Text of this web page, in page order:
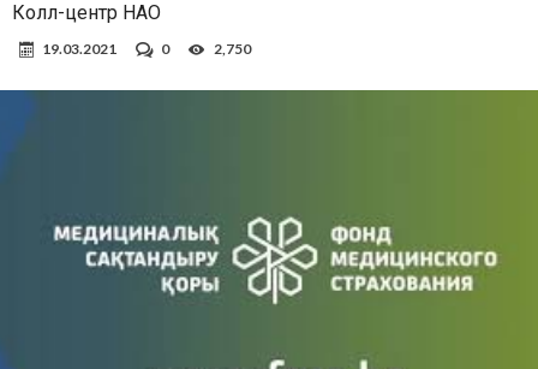
Колл-центр НАО
19.03.2021 0 2,750